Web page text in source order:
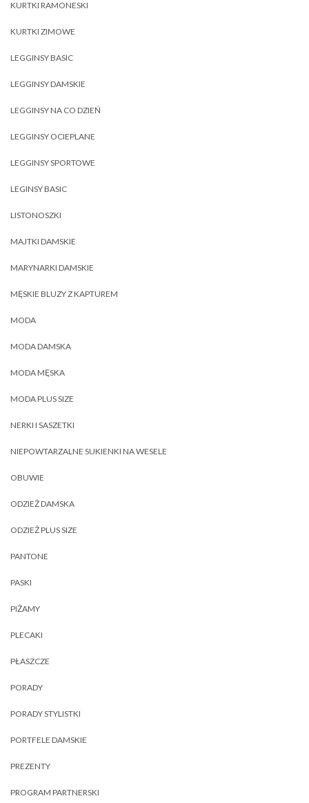
KURTKI RAMONESKI
KURTKI ZIMOWE
LEGGINSY BASIC
LEGGINSY DAMSKIE
LEGGINSY NA CO DZIEŃ
LEGGINSY OCIEPLANE
LEGGINSY SPORTOWE
LEGINSY BASIC
LISTONOSZKI
MAJTKI DAMSKIE
MARYNARKI DAMSKIE
MĘSKIE BLUZY Z KAPTUREM
MODA
MODA DAMSKA
MODA MĘSKA
MODA PLUS SIZE
NERKI I SASZETKI
NIEPOWTARZALNE SUKIENKI NA WESELE
OBUWIE
ODZIEŻ DAMSKA
ODZIEŻ PLUS SIZE
PANTONE
PASKI
PIŻAMY
PLECAKI
PŁASZCZE
PORADY
PORADY STYLISTKI
PORTFELE DAMSKIE
PREZENTY
PROGRAM PARTNERSKI